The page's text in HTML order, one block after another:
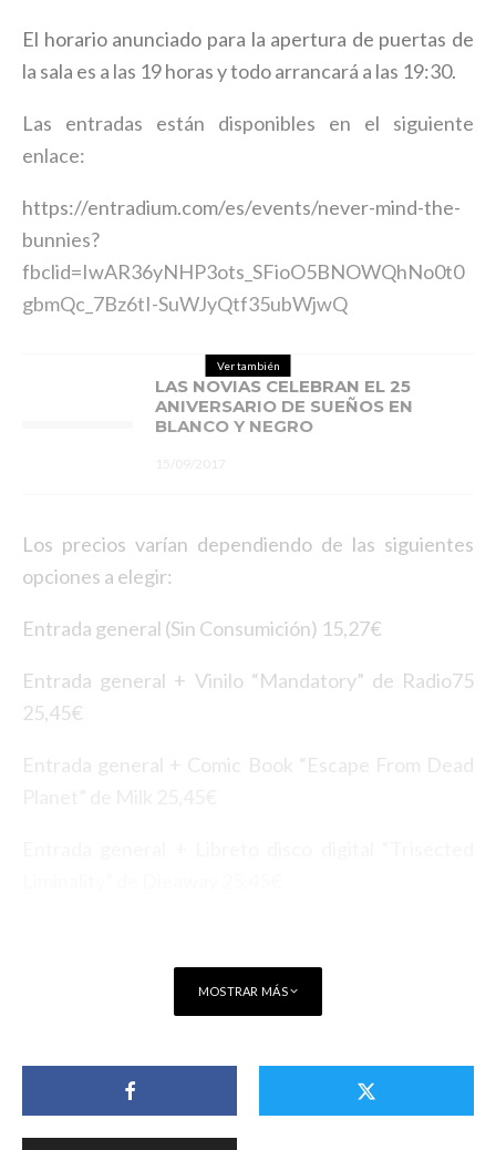
El horario anunciado para la apertura de puertas de
la sala es a las 19 horas y todo arrancará a las 19:30.
Las entradas están disponibles en el siguiente
enlace:
https://entradium.com/es/events/never-mind-the-
bunnies?
fbclid=IwAR36yNHP3ots_SFioO5BNOWQhNo0t0
gbmQc_7Bz6tI-SuWJyQtf35ubWjwQ
Ver también
LAS NOVIAS CELEBRAN EL 25
ANIVERSARIO DE SUEÑOS EN
BLANCO Y NEGRO
Los precios varían dependiendo de las siguientes
opciones a elegir:
Entrada general (Sin Consumición) 15,27€
Entrada general + Vinilo “Mandatory” de Radio75
25,45€
Entrada general + Comic Book “Escape From Dead
MOSTRAR MÁS